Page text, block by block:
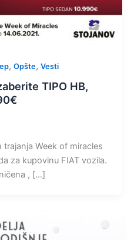
, Opšte, Vesti
TIPO HB,
Week of miracles
za kupovinu FIAT vozila.
, […]